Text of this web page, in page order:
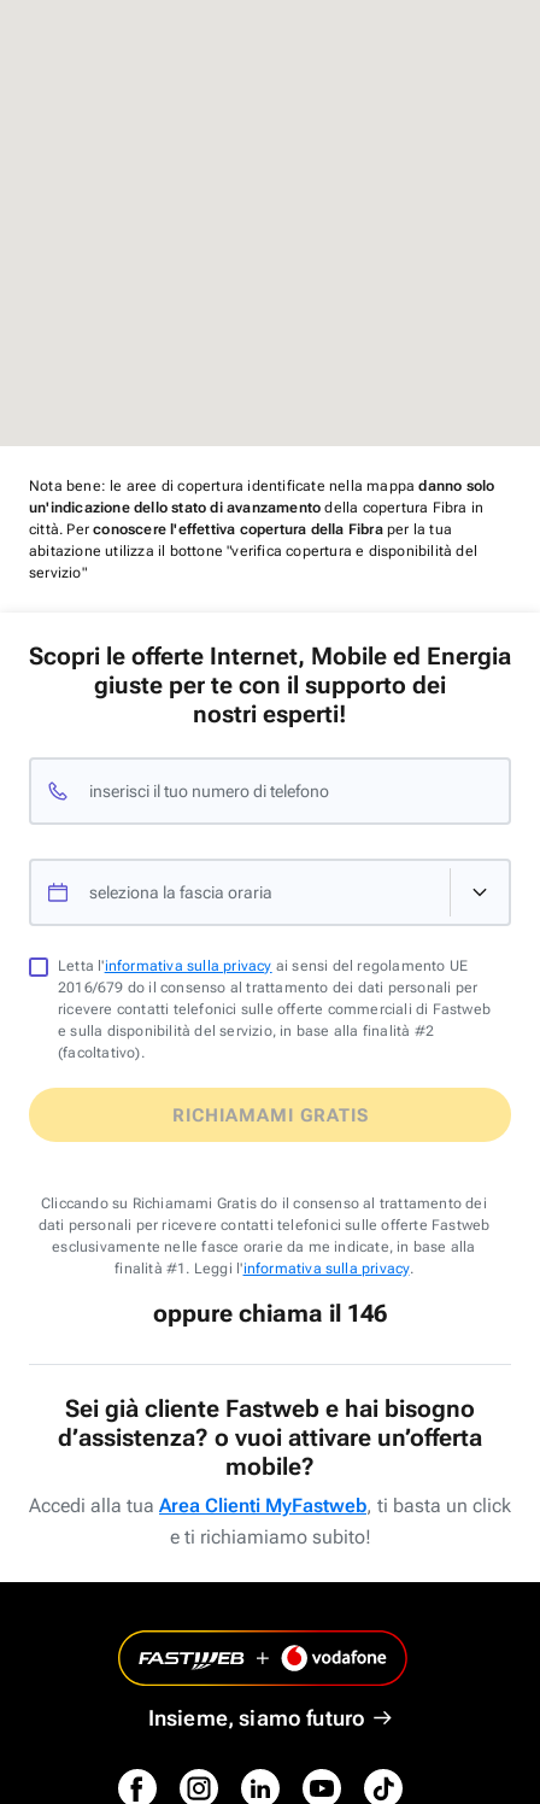
Nota bene: le aree di copertura identificate nella mappadanno solo
un'indicazione dello stato di avanzamento della copertura Fibra in
città. Perconoscere l'effettiva copertura della Fibraper la tua
abitazione utilizza il bottone "verifica copertura e disponibilità del
servizio"
Scopri le offerte Internet, Mobile ed Energia
giuste per te con il supporto dei
nostri esperti!
inserisci il tuo numero di telefono
seleziona la fascia oraria
Letta l'informativa sulla privacy ai sensi del regolamento UE
2016/679 do il consenso al trattamento dei dati personali per
ricevere contatti telefonici sulle offerte commerciali di Fastweb
e sulla disponibilità del servizio, in base alla finalità #2
(facoltativo).
RICHIAMAMI GRATIS
Cliccando su Richiamami Gratis do il consenso al trattamento dei
dati personali per ricevere contatti telefonici sulle offerte Fastweb
esclusivamente nelle fasce orarie da me indicate, in base alla
finalità #1. Leggi l'informativa sulla privacy.
oppure chiama il 146
Sei già cliente Fastweb e hai bisogno
d’assistenza? o vuoi attivare un’offerta
mobile?
Accedi alla tua Area Clienti MyFastweb, ti basta un click
e ti richiamiamo subito!
Insieme, siamo futuro